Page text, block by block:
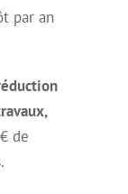
par an
de